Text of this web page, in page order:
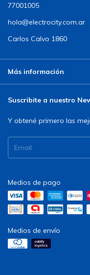
77001005
hola@electrocity.com.ar
Carlos Calvo 1860
Más información
Suscribite a nuestro
Y obtené primero las
Medios de pago
Medios de envío